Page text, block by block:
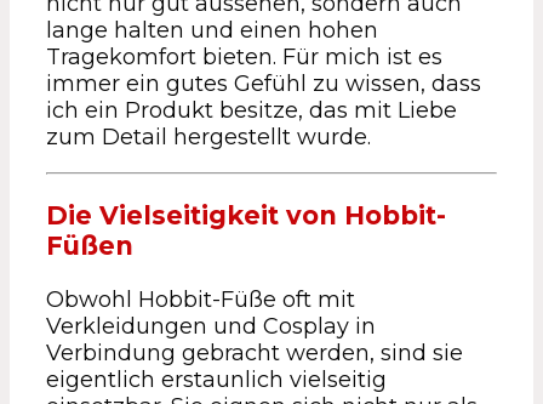
lange halten und einen hohen
Tragekomfort bieten. Für mich ist es
immer ein gutes Gefühl zu wissen, dass
ich ein Produkt besitze, das mit Liebe
zum Detail hergestellt wurde.
Die Vielseitigkeit von Hobbit-
Füßen
Obwohl Hobbit-Füße oft mit
Verkleidungen und Cosplay in
Verbindung gebracht werden, sind sie
eigentlich erstaunlich vielseitig